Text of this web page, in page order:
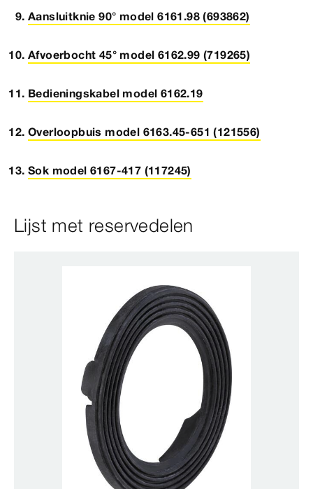
Aansluitknie 90° model 6161.98 (693862)
Afvoerbocht 45° model 6162.99 (719265)
Bedieningskabel model 6162.19
Overloopbuis model 6163.45-651 (121556)
Sok model 6167-417 (117245)
Lijst met reservedelen